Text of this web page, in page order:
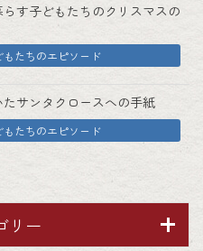
す子どもたちのクリスマスの
もたちのエピソード
サンタクロースへの手紙
もたちのエピソード
リー